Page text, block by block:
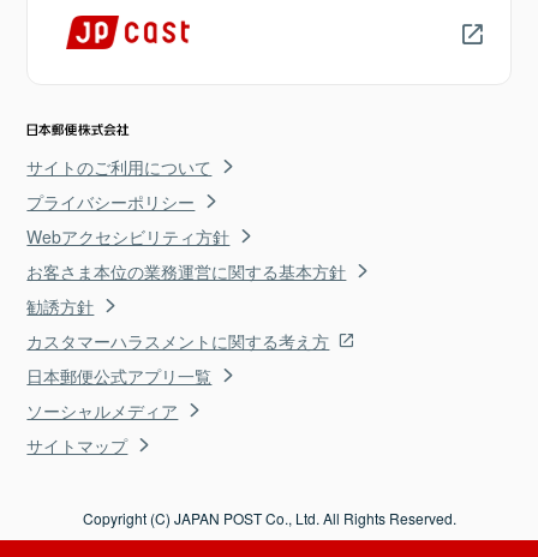
サイトのご利用について
プライバシーポリシー
Webアクセシビリティ方針
お客さま本位の業務運営に関する基本方針
勧誘方針
カスタマーハラスメントに関する考え方
日本郵便公式アプリ一覧
ソーシャルメディア
サイトマップ
Copyright (C) JAPAN POST Co., Ltd. All Rights Reserved.